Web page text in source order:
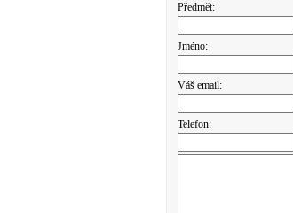
Předmět:
Jméno:
Váš email:
Telefon: